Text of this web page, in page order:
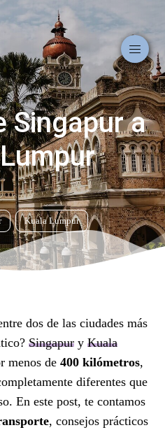
Kuala Lumpur
Singapur a
dos de las ciudades más
Singapur y Kuala
menos de 400 kilómetros,
diferentes que
En este post, te contamos
, consejos prácticos